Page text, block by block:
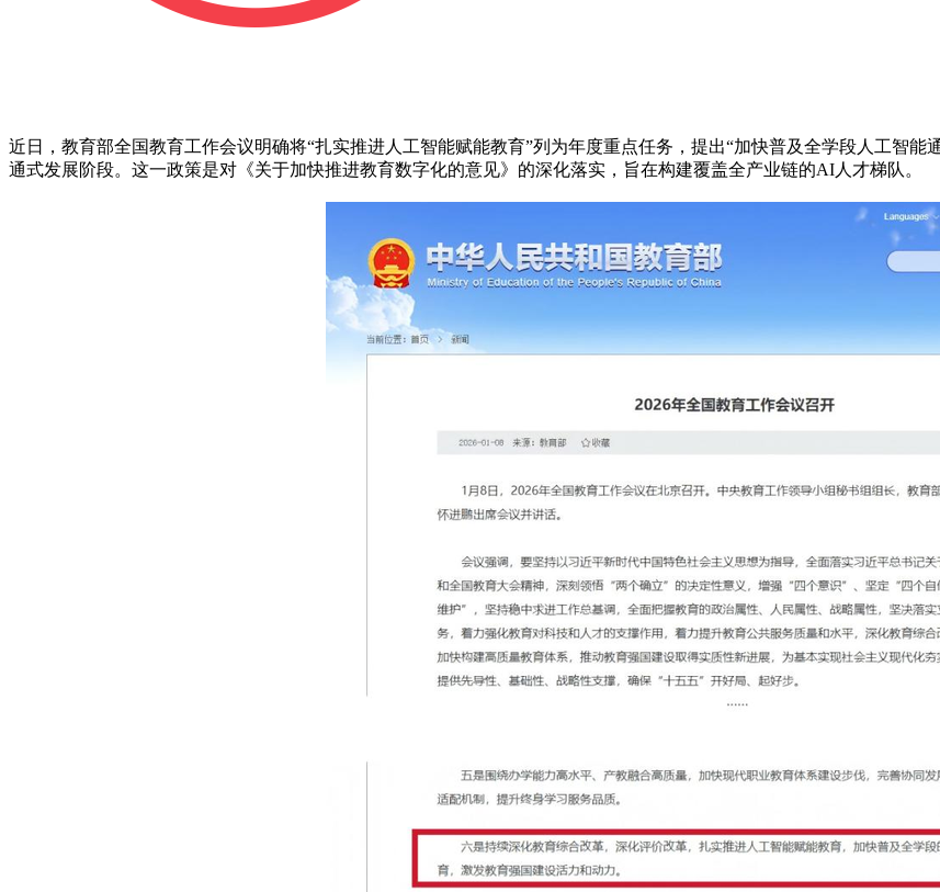
近日，教育部全国教育工作会议明确将“扎实推进人工智能赋能教育”列为年度重点任务，提出“加快普及全学段人工智
通式发展阶段。这一政策是对《关于加快推进教育数字化的意见》的深化落实，旨在构建覆盖全产业链的AI人才梯队。